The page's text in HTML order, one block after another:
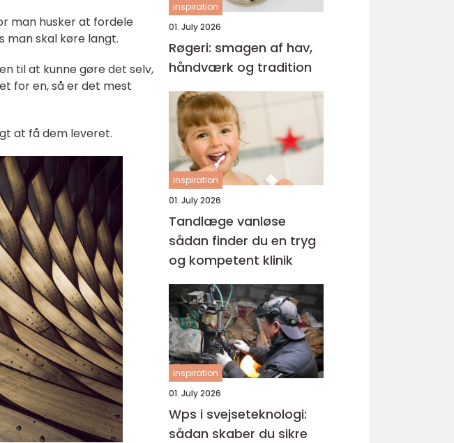
man husker at fordele
skal køre langt.
til at kunne gøre det selv,
for en, så er det mest
at få dem leveret.
inspiration
01. July 2026
Røgeri: smagen af hav,
håndværk og tradition
inspiration
01. July 2026
Tandlæge vanløse
sådan finder du en tryg
og kompetent klinik
inspiration
01. July 2026
Wps i svejseteknologi:
sådan skaber du sikre